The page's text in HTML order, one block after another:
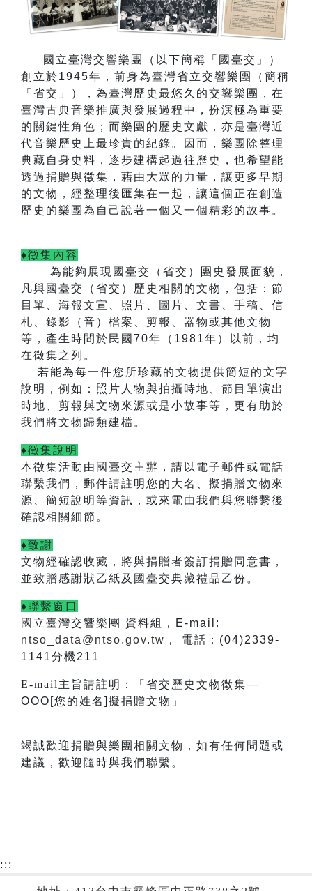
國立臺灣交響樂團（以下簡稱「國臺交」）
創立於1945年，前身為臺灣省立交響樂團（簡稱
「省交」），為臺灣歷史最悠久的交響樂團，在
臺灣古典音樂推廣與發展過程中，扮演極為重要
的關鍵性角色；而樂團的歷史文獻，亦是臺灣近
代音樂歷史上最珍貴的紀錄。因而，樂團除整理
典藏自身史料，逐步建構起過往歷史，也希望能
透過捐贈與徵集，藉由大眾的力量，讓更多早期
的文物，經整理後匯集在一起，讓這個正在創造
歷史的樂團為自己說著一個又一個精彩的故事。
♦徵集內容
為能夠展現國臺交（省交）團史發展面貌，
凡與國臺交（省交）歷史相關的文物，包括：節
目單、海報文宣、照片、圖片、文書、手稿、信
札、錄影（音）檔案、剪報、器物或其他文物
等，產生時間於民國 70年（ 1981年）以前，均
在徵集之列。
若能為每一件您所珍藏的文物提供簡短的文字
說明，例如：照片人物與拍攝時地、節目單演出
時地、剪報與文物來源或是小故事等，更有助於
我們將文物歸類建檔。
♦徵集說明
本徵集活動由國臺交主辦， 請以電子郵件或電話
聯繫我們，郵件請註明您的大名、擬捐贈文物來
源、簡短說明等資訊，或來電由我們與您聯繫後
確認相關細節。
♦致謝
文物經確認收藏，將與捐贈者簽訂捐贈同意書，
並致贈感謝狀乙紙及國臺交典藏禮品乙份。
♦聯繫窗口
國立臺灣交響樂團 資料組，E-mail:
ntso_data@ntso.gov.tw ， 電話：(04)2339-
1141分機211
E-mail 主旨請註明：「省交歷史文物徵集—
OOO[您的姓名]擬捐贈文物」
竭誠歡迎捐贈與樂團相關文物，如有任何問題或
建議，歡迎隨時與我們聯繫。
:::